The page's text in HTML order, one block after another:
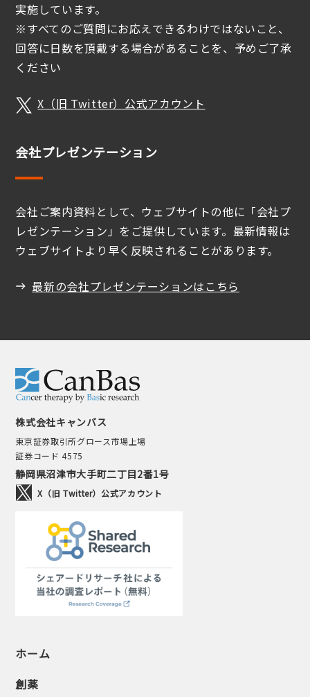
実施しています。
※すべてのご質問にお応えできるわけではないこと、
回答に日数を頂戴する場合があることを、予めご了承
ください
X（旧 Twitter）公式アカウント
会社プレゼンテーション
会社ご案内資料として、ウェブサイトの他に「会社プ
レゼンテーション」をご提供しています。最新情報は
ウェブサイトより早く反映されることがあります。
最新の会社プレゼンテーションはこちら
株式会社キャンバス
東京証券取引所グロース市場上場
証券コード 4575
静岡県沼津市大手町二丁目2番1号
X（旧 Twitter）公式アカウント
ホーム
創薬